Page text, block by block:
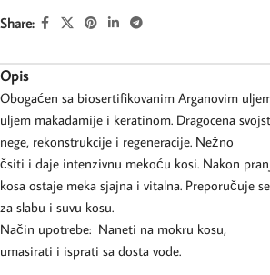
Share:
Opis
Obogaćen sa biosertifikovanim Arganovim
uljem makadamije i keratinom. Dragocena
nege, rekonstrukcije i regeneracije. Nežno
čsiti i daje intenzivnu mekoću kosi. Nakon
kosa ostaje meka sjajna i vitalna. Preporučuje se
za slabu i suvu kosu.
Način upotrebe: Naneti na mokru kosu,
umasirati i isprati sa dosta vode.